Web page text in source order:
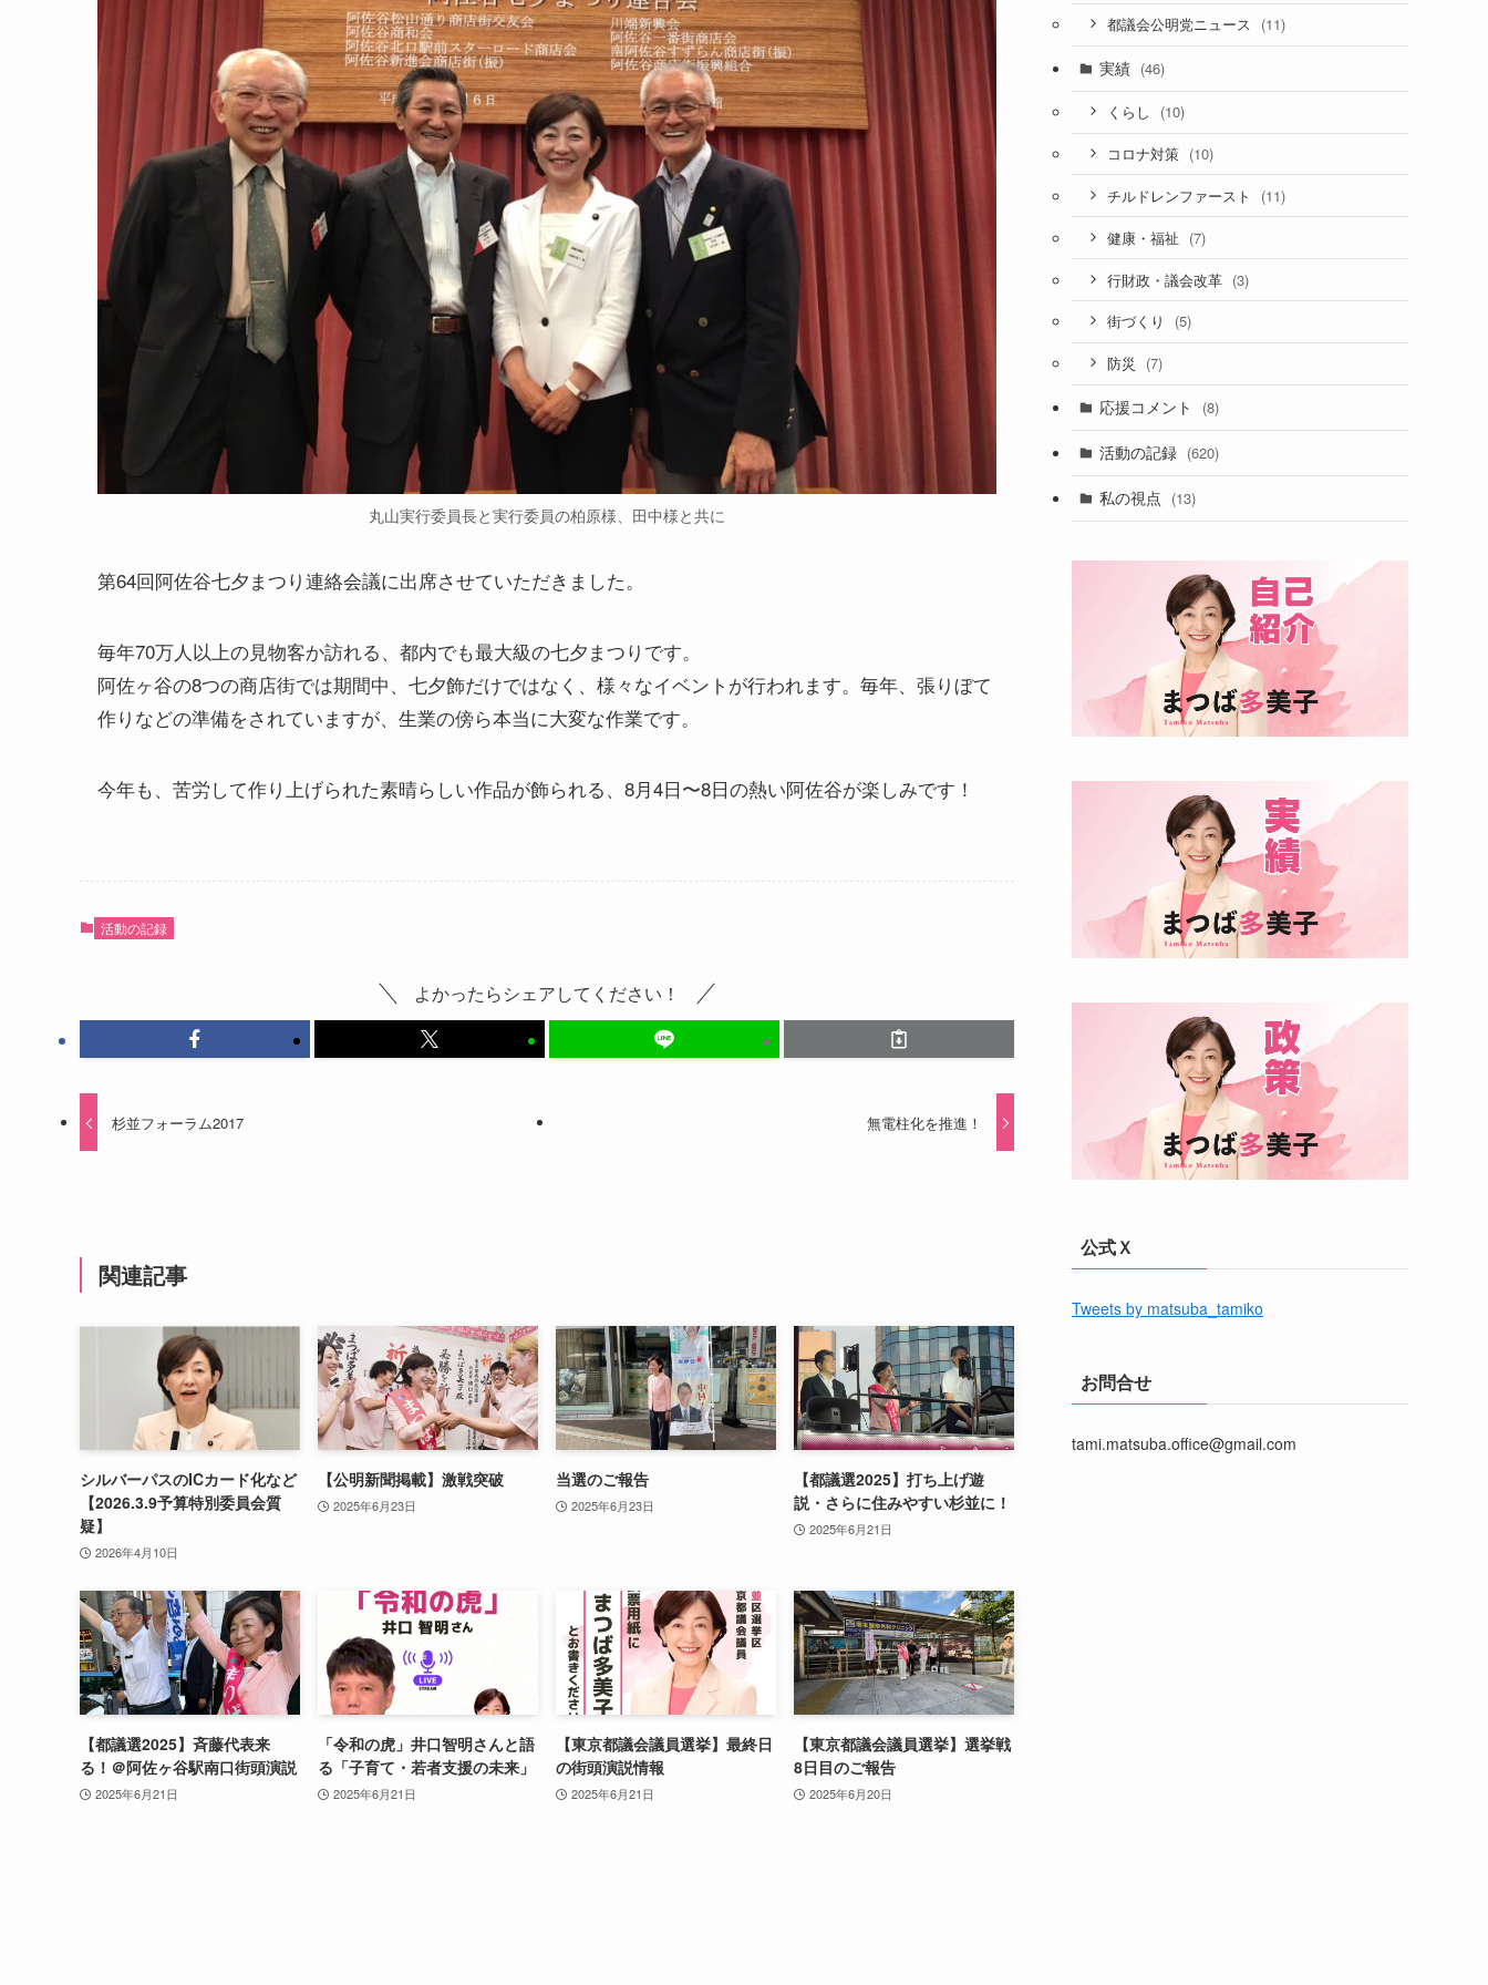
丸山実行委員長と実行委員の柏原様、田中様と共に
第64回阿佐谷七夕まつり連絡会議に出席させていただきました。
毎年70万人以上の見物客か訪れる、都内でも最大級の七夕まつりです。
阿佐ヶ谷の8つの商店街では期間中、七夕飾だけではなく、様々なイベントが行われます。毎年、張りぼて
作りなどの準備をされていますが、生業の傍ら本当に大変な作業です。
今年も、苦労して作り上げられた素晴らしい作品が飾られる、8月4日〜8日の熱い阿佐谷が楽しみです！
活動の記録
よかったらシェアしてください！
杉並フォーラム2017 無電柱化を推進！
関連記事
シルバーパスのICカード化など
【2026.3.9予算特別委員会質
疑】
2026年4月10日
【公明新聞掲載】激戦突破
2025年6月23日
当選のご報告
2025年6月23日
【都議選2025】打ち上げ遊
説・さらに住みやすい杉並に！
2025年6月21日
【都議選2025】斉藤代表来
る！＠阿佐ヶ谷駅南口街頭演説
2025年6月21日
「令和の虎」井口智明さんと語
る「子育て・若者支援の未来」
2025年6月21日
【東京都議会議員選挙】最終日
の街頭演説情報
2025年6月21日
【東京都議会議員選挙】選挙戦
8日目のご報告
2025年6月20日
都議会公明党ニュース (11)
実績 (46)
くらし (10)
コロナ対策 (10)
チルドレンファースト (11)
健康・福祉 (7)
行財政・議会改革 (3)
街づくり (5)
防災 (7)
応援コメント (8)
活動の記録 (620)
私の視点 (13)
公式Ｘ
Tweets by matsuba_tamiko
お問合せ
tami.matsuba.office@gmail.com